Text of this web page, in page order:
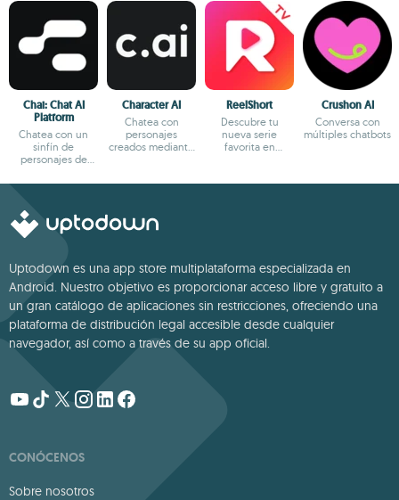
Chai: Chat AI
Platform
Chatea con un
sinfín de
personajes de
Character AI
Chatea con
personajes
creados mediante
ReelShort
Descubre tu
nueva serie
favorita en
Crushon AI
Conversa con
múltiples chatbots
Uptodown es una app store multiplataforma especializada en
Android. Nuestro objetivo es proporcionar acceso libre y gratuito a
un gran catálogo de aplicaciones sin restricciones, ofreciendo una
plataforma de distribución legal accesible desde cualquier
navegador, así como a través de su app oficial.
CONÓCENOS
Sobre nosotros